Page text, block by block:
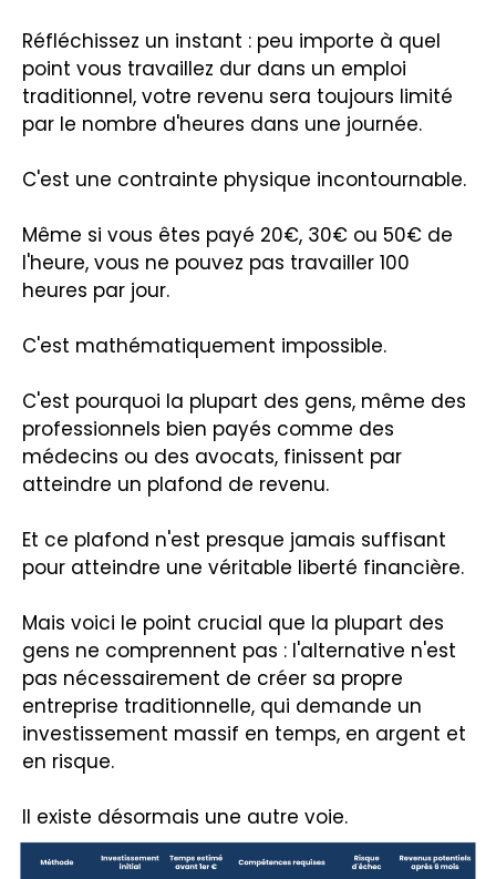
Réfléchissez un instant : peu importe à quel
point vous travaillez dur dans un emploi
traditionnel, votre revenu sera toujours limité
par le nombre d'heures dans une journée.
C'est une contrainte physique incontournable.
Même si vous êtes payé 20€, 30€ ou 50€ de
l'heure, vous ne pouvez pas travailler 100
heures par jour.
C'est mathématiquement impossible.
C'est pourquoi la plupart des gens, même des
professionnels bien payés comme des
médecins ou des avocats, finissent par
atteindre un plafond de revenu.
Et ce plafond n'est presque jamais suffisant
pour atteindre une véritable liberté financière.
Mais voici le point crucial que la plupart des
gens ne comprennent pas : l'alternative n'est
pas nécessairement de créer sa propre
entreprise traditionnelle, qui demande un
investissement massif en temps, en argent et
en risque.
Il existe désormais une autre voie.